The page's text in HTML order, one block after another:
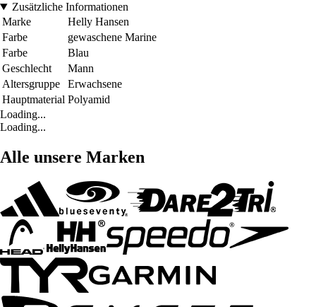
Zusätzliche Informationen
Marke
Helly Hansen
Farbe
gewaschene Marine
Farbe
Blau
Geschlecht
Mann
Altersgruppe
Erwachsene
Hauptmaterial Polyamid
Loading...
Loading...
Alle unsere Marken